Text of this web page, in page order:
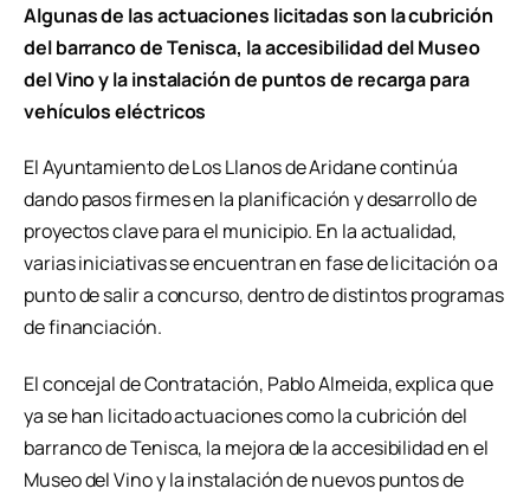
Algunas de las actuaciones licitadas son la cubrición
del barranco de Tenisca, la accesibilidad del Museo
del Vino y la instalación de puntos de recarga para
vehículos eléctricos
El Ayuntamiento de Los Llanos de Aridane continúa
dando pasos firmes en la planificación y desarrollo de
proyectos clave para el municipio. En la actualidad,
varias iniciativas se encuentran en fase de licitación o a
punto de salir a concurso, dentro de distintos programas
de financiación.
El concejal de Contratación, Pablo Almeida, explica que
ya se han licitado actuaciones como la cubrición del
barranco de Tenisca, la mejora de la accesibilidad en el
Museo del Vino y la instalación de nuevos puntos de